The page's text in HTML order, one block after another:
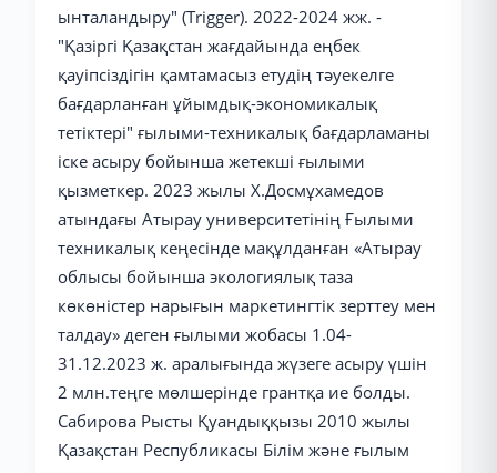
ынталандыру" (Trigger). 2022-2024 жж. -
"Қазіргі Қазақстан жағдайында еңбек
қауіпсіздігін қамтамасыз етудің тәуекелге
бағдарланған ұйымдық-экономикалық
тетіктері" ғылыми-техникалық бағдарламаны
іске асыру бойынша жетекші ғылыми
қызметкер. 2023 жылы Х.Досмұхамедов
атындағы Атырау университетінің Ғылыми
техникалық кеңесінде мақұлданған «Атырау
облысы бойынша экологиялық таза
көкөністер нарығын маркетингтік зерттеу мен
талдау» деген ғылыми жобасы 1.04-
31.12.2023 ж. аралығында жүзеге асыру үшін
2 млн.теңге мөлшерінде грантқа ие болды.
Сабирова Рысты Қуандыққызы 2010 жылы
Қазақстан Республикасы Білім және ғылым